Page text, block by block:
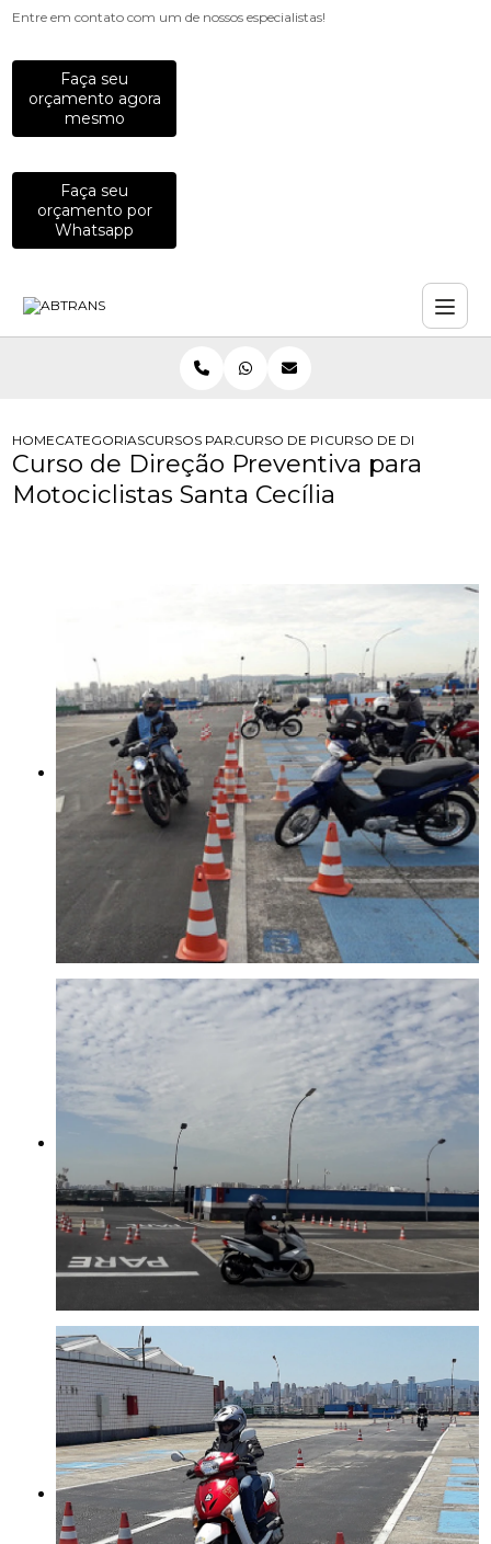
Entre em contato com um de nossos especialistas!
Faça seu
orçamento agora
mesmo
Faça seu
orçamento por
Whatsapp
HOMECATEGORIASCURSOS PARA MOTOCICLISTAS
CURSO DE PILOTAGEM PARA
CURSO DE DIRECAO
Curso de Direção Preventiva para
Motociclistas Santa Cecília